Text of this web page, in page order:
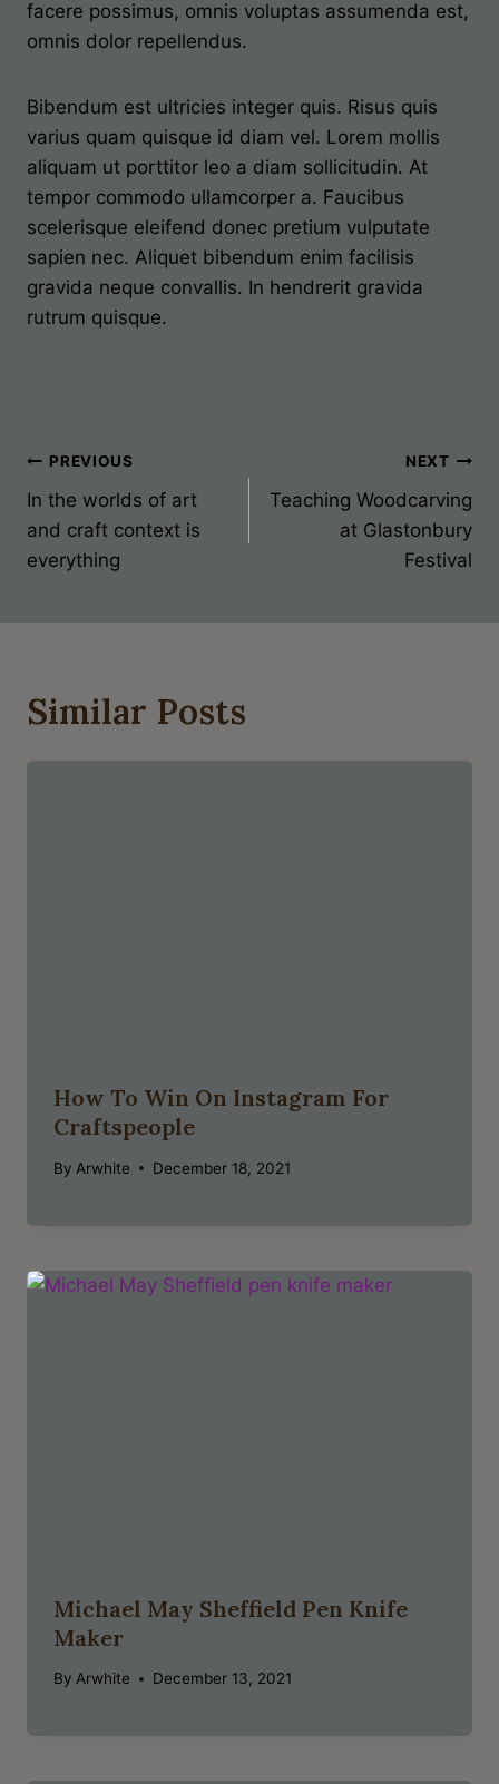
facere possimus, omnis voluptas assumenda est,
omnis dolor repellendus.
Bibendum est ultricies integer quis. Risus quis
varius quam quisque id diam vel. Lorem mollis
aliquam ut porttitor leo a diam sollicitudin. At
tempor commodo ullamcorper a. Faucibus
scelerisque eleifend donec pretium vulputate
sapien nec. Aliquet bibendum enim facilisis
gravida neque convallis. In hendrerit gravida
rutrum quisque.
Post
Navigation
PREVIOUS
In the worlds of art
and craft context is
everything
NEXT
Teaching Woodcarving
at Glastonbury
Festival
Similar Posts
How To Win On Instagram For
Craftspeople
By Arwhite December 18, 2021
Michael May Sheffield Pen Knife
Maker
By Arwhite December 13, 2021